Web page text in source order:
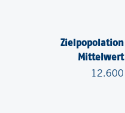
Zielpopolation
Mittelwert
12.600